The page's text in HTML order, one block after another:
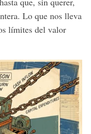
Lo que nos lleva
límites del valor